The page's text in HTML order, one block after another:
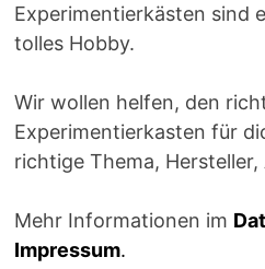
Experimentierkästen sind
tolles Hobby.
Wir wollen helfen, den
Experimentierkasten für
richtige Thema,
Mehr Informationen im
Impressum.